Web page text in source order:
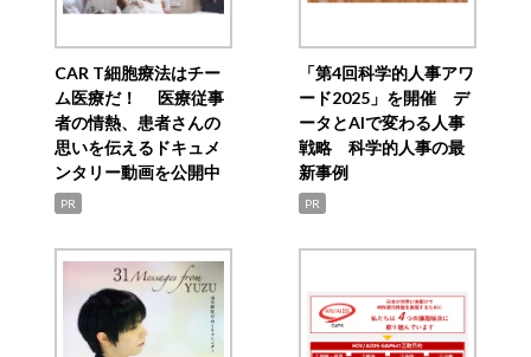
CAR T細胞療法はチー
ム医療だ！ 医療従事
者の情熱、患者さんの
思いを伝えるドキュメ
ンタリー動画を公開中
PR
「第4回科学的人事アワ
ード2025」を開催 デ
ータとAIで変わる人事
戦略 科学的人事の最
新事例
PR